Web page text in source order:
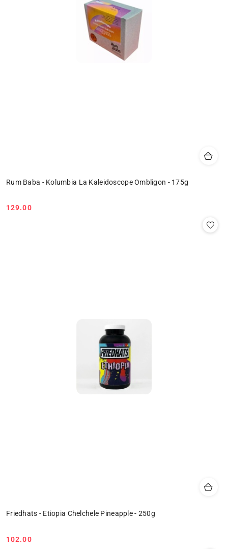
Rum Baba - Kolumbia La Kaleidoscope Ombligon - 175g
Cena:
129.00
Friedhats - Etiopia Chelchele Pineapple - 250g
Cena:
102.00